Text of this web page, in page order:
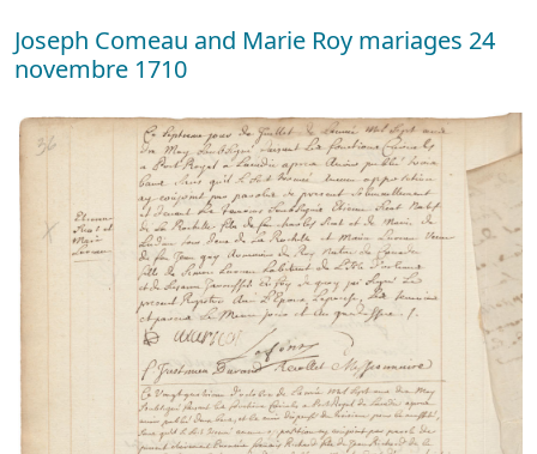
Joseph Comeau and Marie Roy mariages 24
novembre 1710